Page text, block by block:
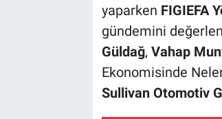
yaparken FIGIEFA
gündemini
Güldağ, Vahap
Ekonomisinde
Sullivan Otomotiv